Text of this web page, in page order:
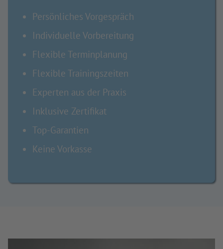
Persönliches Vorgespräch
Individuelle Vorbereitung
Flexible Terminplanung
Flexible Trainingszeiten
Experten aus der Praxis
Inklusive Zertifikat
Top-Garantien
Keine Vorkasse